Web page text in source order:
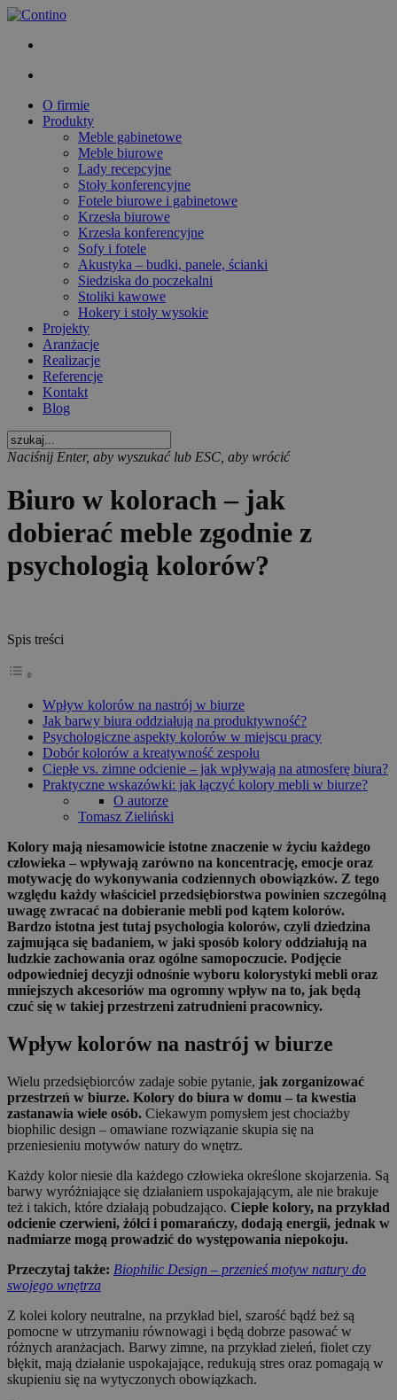
O firmie
Produkty
Meble gabinetowe
Meble biurowe
Lady recepcyjne
Stoły konferencyjne
Fotele biurowe i gabinetowe
Krzesła biurowe
Krzesła konferencyjne
Sofy i fotele
Akustyka – budki, panele, ścianki
Siedziska do poczekalni
Stoliki kawowe
Hokery i stoły wysokie
Projekty
Aranżacje
Realizacje
Referencje
Kontakt
Blog
Naciśnij Enter, aby wyszukać lub ESC, aby wrócić
Biuro w kolorach – jak
dobierać meble zgodnie z
psychologią kolorów?
Spis treści
Wpływ kolorów na nastrój w biurze
Jak barwy biura oddziałują na produktywność?
Psychologiczne aspekty kolorów w miejscu pracy
Dobór kolorów a kreatywność zespołu
Ciepłe vs. zimne odcienie – jak wpływają na atmosferę biura?
Praktyczne wskazówki: jak łączyć kolory mebli w biurze?
O autorze
Tomasz Zieliński
Kolory mają niesamowicie istotne znaczenie w życiu każdego
człowieka – wpływają zarówno na koncentrację, emocje oraz
motywację do wykonywania codziennych obowiązków. Z tego
względu każdy właściciel przedsiębiorstwa powinien szczególną
uwagę zwracać na dobieranie mebli pod kątem kolorów.
Bardzo istotna jest tutaj psychologia kolorów, czyli dziedzina
zajmująca się badaniem, w jaki sposób kolory oddziałują na
ludzkie zachowania oraz ogólne samopoczucie. Podjęcie
odpowiedniej decyzji odnośnie wyboru kolorystyki mebli oraz
mniejszych akcesoriów ma ogromny wpływ na to, jak będą
czuć się w takiej przestrzeni zatrudnieni pracownicy.
Wpływ kolorów na nastrój w biurze
Wielu przedsiębiorców zadaje sobie pytanie, jak zorganizować
przestrzeń w biurze. Kolory do biura w domu – ta kwestia
zastanawia wiele osób. Ciekawym pomysłem jest chociażby
biophilic design – omawiane rozwiązanie skupia się na
przeniesieniu motywów natury do wnętrz.
Każdy kolor niesie dla każdego człowieka określone skojarzenia. Są
barwy wyróżniające się działaniem uspokajającym, ale nie brakuje
też i takich, które działają pobudzająco. Ciepłe kolory, na przykład
odcienie czerwieni, żółci i pomarańczy, dodają energii, jednak w
nadmiarze mogą prowadzić do występowania niepokoju.
Przeczytaj także: Biophilic Design – przenieś motyw natury do
swojego wnętrza
Z kolei kolory neutralne, na przykład biel, szarość bądź beż są
pomocne w utrzymaniu równowagi i będą dobrze pasować w
różnych aranżacjach. Barwy zimne, na przykład zieleń, fiolet czy
błękit, mają działanie uspokajające, redukują stres oraz pomagają w
skupieniu się na wytyczonych obowiązkach.